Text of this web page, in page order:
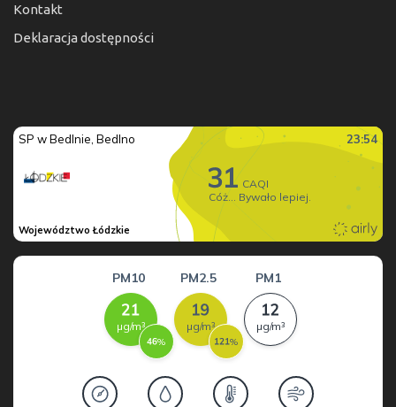
Kontakt
Deklaracja dostępności